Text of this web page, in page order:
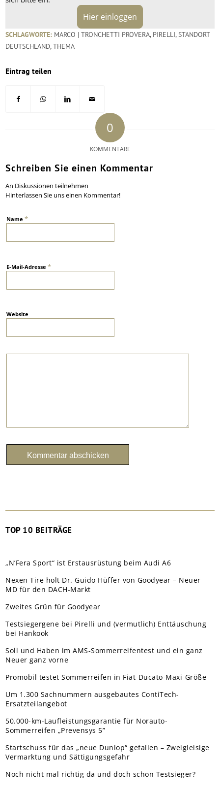
Hier einloggen
SCHLAGWORTE: MARCO | TRONCHETTI PROVERA, PIRELLI,STANDORT
DEUTSCHLAND,THEMA
Eintrag teilen
0
KOMMENTARE
Schreiben Sie einen Kommentar
An Diskussionen teilnehmen
Hinterlassen Sie uns einen Kommentar!
Name*
E-Mail-Adresse*
Website
TOP 10 BEITRÄGE
„N’Fera Sport“ ist Erstausrüstung beim Audi A6
Nexen Tire holt Dr. Guido Hüffer von Goodyear – Neuer
MD für den DACH-Markt
Zweites Grün für Goodyear
Testsiegergene bei Pirelli und (vermutlich) Enttäuschung
bei Hankook
Soll und Haben im AMS-Sommerreifentest und ein ganz
Neuer ganz vorne
Promobil testet Sommerreifen in Fiat-Ducato-Maxi-Größe
Um 1.300 Sachnummern ausgebautes ContiTech-
Ersatzteilangebot
50.000-km-Laufleistungsgarantie für Norauto-
Sommerreifen „Prevensys 5”
Startschuss für das „neue Dunlop“ gefallen – Zweigleisige
Vermarktung und Sättigungsgefahr
Noch nicht mal richtig da und doch schon Testsieger?